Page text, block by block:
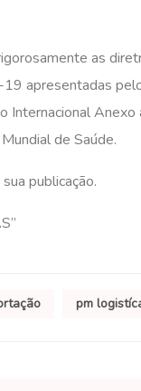
as
apresentadas
Internacional
de Saúde.
publicação.
pm